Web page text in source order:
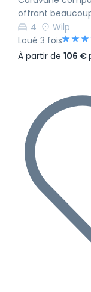
offrant
4
Wilp
Loué 3 fois
À partir de 106 €